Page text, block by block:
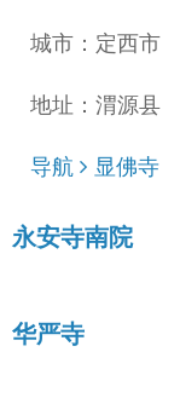
城市：定西市
地址：渭源县
导航 显佛寺
永安寺南院
华严寺